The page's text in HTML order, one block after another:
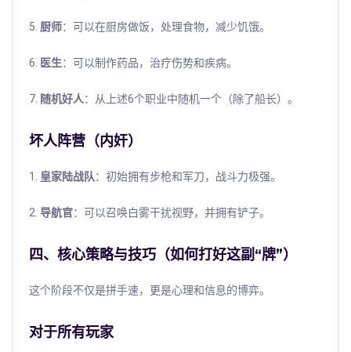
5.厨师：可以在厨房做饭，处理食物，减少饥饿。
6. 医生：可以制作药品，治疗伤势和疾病。
7. 随机好人：从上述6个职业中随机一个（除了船长）。
坏人阵营（内奸）
1. 皇家陆战队：初始拥有步枪和军刀，战斗力极强。
2. 导航官：可以召唤白雾干扰视野，并拥有铲子。
四、核心策略与技巧（如何打好这副“牌”）
这个阶段不仅是拼手速，更是心理和信息的博弈。
对于所有玩家